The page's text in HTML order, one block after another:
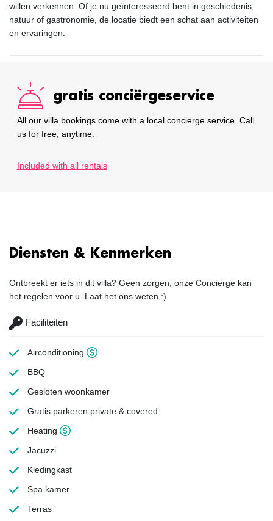
willen verkennen. Of je nu geïnteresseerd bent in geschiedenis,
natuur of gastronomie, de locatie biedt een schat aan activiteiten
en ervaringen.
gratis conciërgeservice
All our villa bookings come with a local concierge service. Call
us for free, anytime.
Included with all rentals
Diensten & Kenmerken
Ontbreekt er iets in dit villa? Geen zorgen, onze Concierge kan
het regelen voor u. Laat het ons weten :)
Faciliteiten
Airconditioning
BBQ
Gesloten woonkamer
Gratis parkeren private & covered
Heating
Jacuzzi
Kledingkast
Spa kamer
Terras